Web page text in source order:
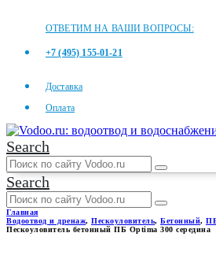
ОТВЕТИМ НА ВАШИ ВОПРОСЫ:
+7 (495) 155-01-21
Доставка
Оплата
Search
Search
Главная
Водоотвод и дренаж, Пескоуловитель, Бетонный,
Пескоуловитель бетонный ПБ Optima 300 середина